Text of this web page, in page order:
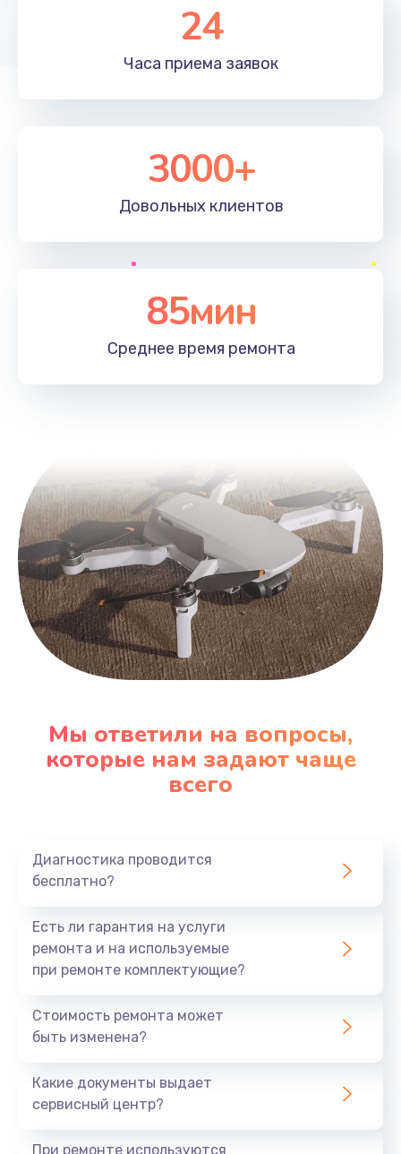
24
Часа приема заявок
3000+
Довольных клиентов
85мин
Среднее время ремонта
Мы ответили на вопросы,
которые нам задают чаще
всего
Диагностика проводится
бесплатно?
Есть ли гарантия на услуги
ремонта и на используемые
при ремонте комплектующие?
Стоимость ремонта может
быть изменена?
Какие документы выдает
сервисный центр?
При ремонте используются